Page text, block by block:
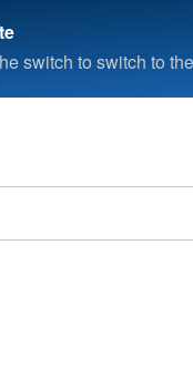
switch to switch to